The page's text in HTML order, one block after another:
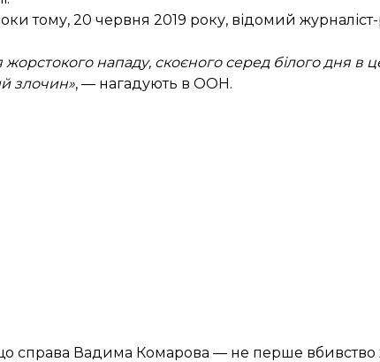
тому, 20 червня 2019 року, відомий
нападу, скоєного серед білого дня в
злочин», — нагадують в ООН.
справа Вадима Комарова — не перше вбивство